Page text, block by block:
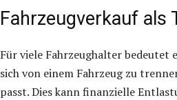
Fahrzeugverkauf als
Für viele Fahrzeughalter bedeutet
sich von einem Fahrzeug zu
passt. Dies kann finanzielle